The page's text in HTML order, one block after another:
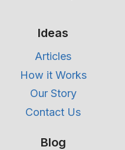
Ideas
Articles
How it Works
Our Story
Contact Us
Blog